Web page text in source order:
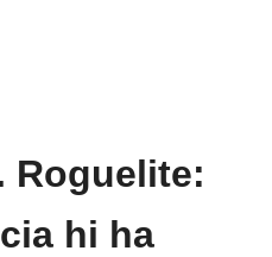
Roguelite:
hi ha